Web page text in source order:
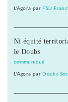
L'Agora par FSU
Ni équité
le Doubs
communiqué
L'Agora par Doubs